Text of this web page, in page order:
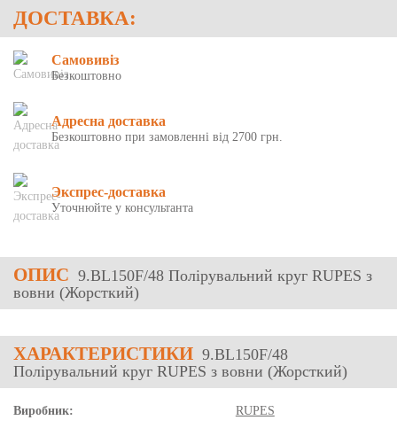
ДОСТАВКА:
Самовивіз
Безкоштовно
Адресна доставка
Безкоштовно при замовленні від 2700 грн.
Экспрес-доставка
Уточнюйте у консультанта
ОПИС 9.BL150F/48 Полірувальний круг RUPES з
вовни (Жорсткий)
ХАРАКТЕРИСТИКИ 9.BL150F/48
Полірувальний круг RUPES з вовни (Жорсткий)
Виробник: RUPES